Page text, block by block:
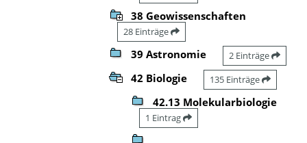
38 Geowissenschaften
28 Einträge
39 Astronomie 2 Einträge
42 Biologie 135 Einträge
42.13 Molekularbiologie
1 Eintrag